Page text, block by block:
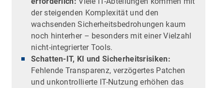
der steigenden Komplexität und den
wachsenden Sicherheitsbedrohungen kaum
noch hinterher – besonders mit einer Vielzahl
nicht-integrierter Tools.
Schatten-IT, KI und Sicherheitsrisiken:
Fehlende Transparenz, verzögertes Patchen
und unkontrollierte IT-Nutzung erhöhen das